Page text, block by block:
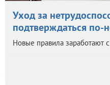
Уход за
подтверждаться по-
Новые правила заработают